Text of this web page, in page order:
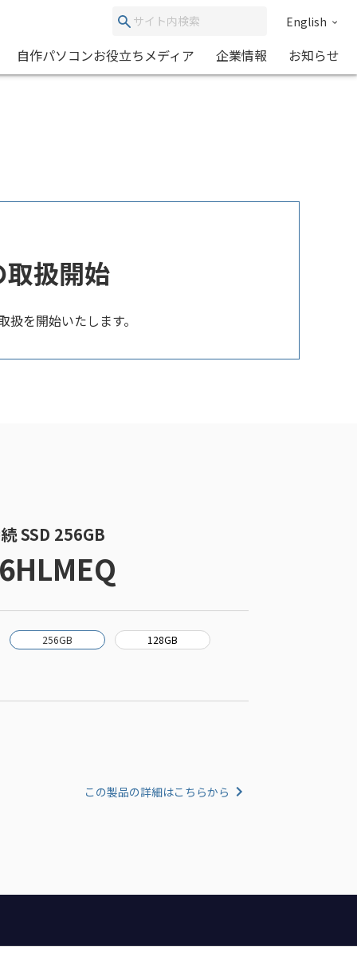
English
自作パソコンお役立ちメディア 企業情報 お知らせ
取扱開始
を開始いたします。
SSD 256GB
256GB 128GB
この製品の詳細はこちらから